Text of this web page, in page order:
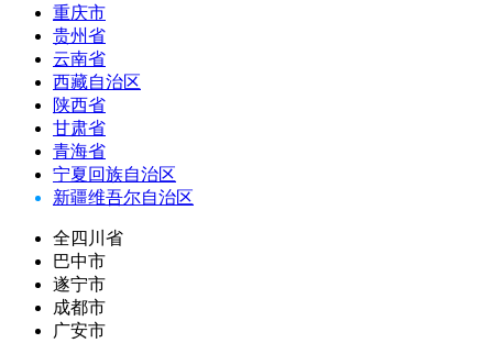
重庆市
贵州省
云南省
西藏自治区
陕西省
甘肃省
青海省
宁夏回族自治区
新疆维吾尔自治区
全四川省
巴中市
遂宁市
成都市
广安市